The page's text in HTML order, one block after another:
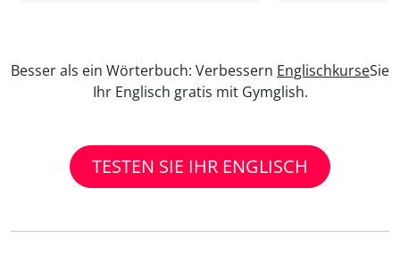
Besser als ein Wörterbuch: Verbessern EnglischkurseSie
Ihr Englisch gratis mit Gymglish.
TESTEN SIE IHR ENGLISCH